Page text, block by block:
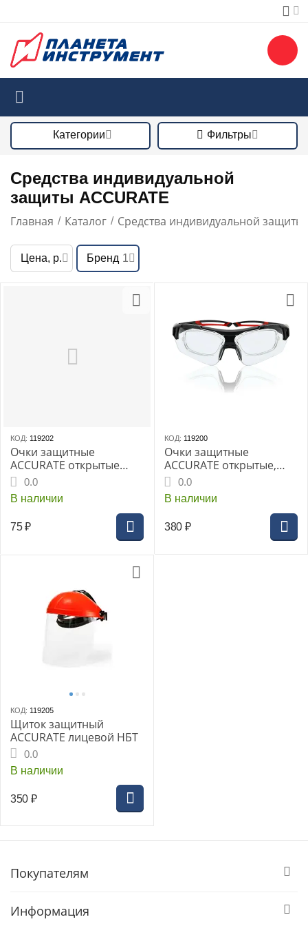
Категории Фильтры
Средства индивидуальной
защиты ACCURATE
Главная / Каталог / Средства индивидуальной защиты
Цена, р. Бренд 1
КОД: 119202
Очки защитные
ACCURATE открытые
Классик
поликарб.монолит
0.0
В наличии
75 ₽
КОД: 119200
Очки защитные
ACCURATE открытые,
поликарбонат, монолит,
не запот. Дуэт
0.0
В наличии
380 ₽
КОД: 119205
Щиток защитный
ACCURATE лицевой НБТ
0.0
В наличии
350 ₽
Покупателям
Информация